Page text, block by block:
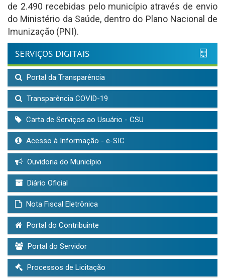
de 2.490 recebidas pelo município através de envio
do Ministério da Saúde, dentro do Plano Nacional de
Imunização (PNI).
SERVIÇOS DIGITAIS
Portal da Transparência
Transparência COVID-19
Carta de Serviços ao Usuário - CSU
Acesso à Informação - e-SIC
Ouvidoria do Município
Diário Oficial
Nota Fiscal Eletrônica
Portal do Contribuinte
Portal do Servidor
Processos de Licitação